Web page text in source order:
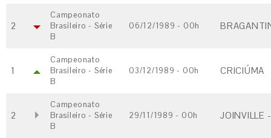
2
Campeonato
Brasileiro - Série
B
06/12/1989 - 00h
1
Campeonato
Brasileiro - Série
B
03/12/1989 - 00h CRICIÚMA
2
Campeonato
Brasileiro - Série
B
29/11/1989 - 00h JOINVILLE